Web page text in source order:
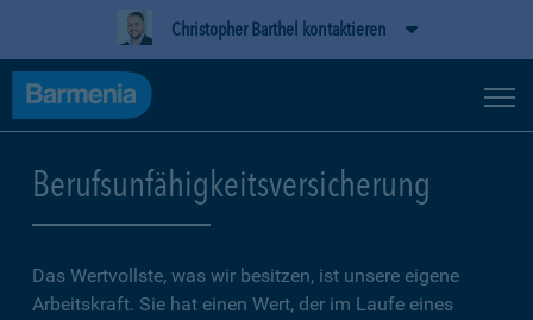
Christopher Barthel kontaktieren
Berufsunfähigkeitsversicherung
Das Wertvollste, was wir besitzen, ist unsere eigene
Arbeitskraft. Sie hat einen Wert, der im Laufe eines